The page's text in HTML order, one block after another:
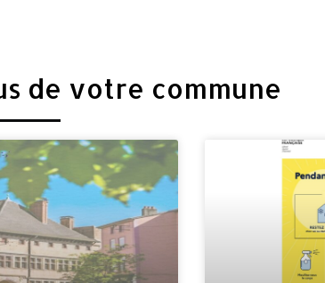
de votre commune